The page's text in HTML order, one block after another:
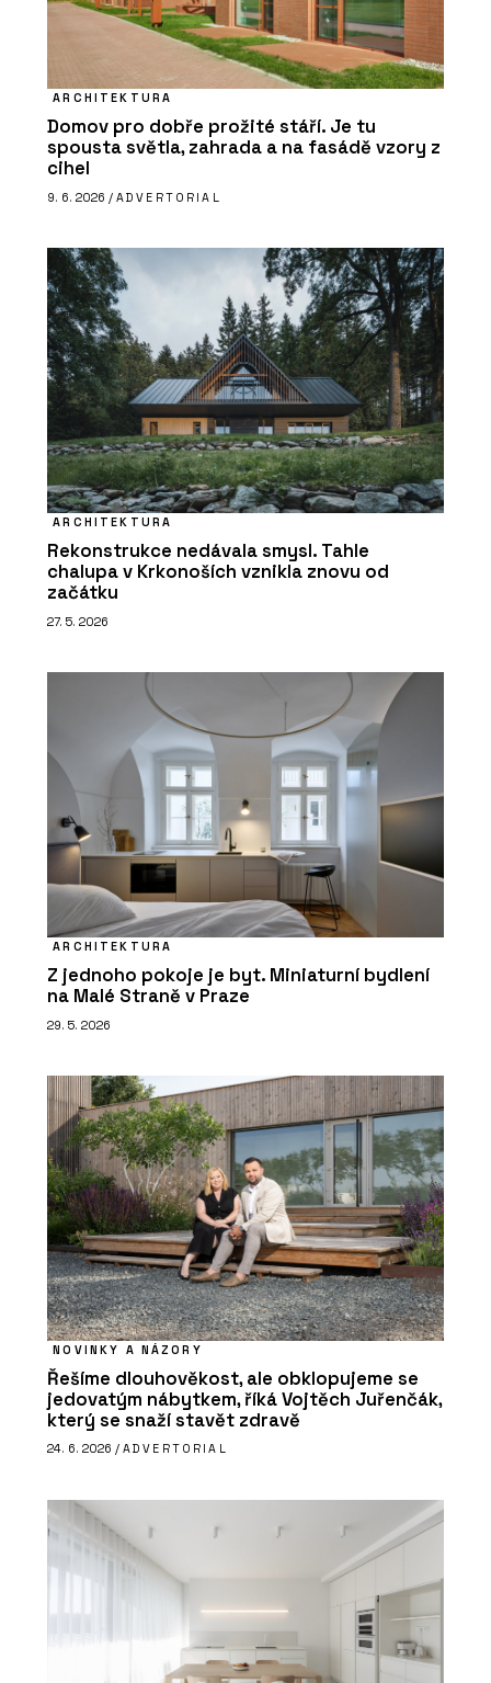
ARCHITEKTURA
Domov pro dobře prožité stáří. Je tu
spousta světla, zahrada a na fasádě vzory z
cihel
9. 6. 2026 / ADVERTORIAL
ARCHITEKTURA
Rekonstrukce nedávala smysl. Tahle
chalupa v Krkonoších vznikla znovu od
začátku
27. 5. 2026
ARCHITEKTURA
Z jednoho pokoje je byt. Miniaturní bydlení
na Malé Straně v Praze
29. 5. 2026
NOVINKY A NÁZORY
Řešíme dlouhověkost, ale obklopujeme se
jedovatým nábytkem, říká Vojtěch Juřenčák,
který se snaží stavět zdravě
24. 6. 2026 / ADVERTORIAL